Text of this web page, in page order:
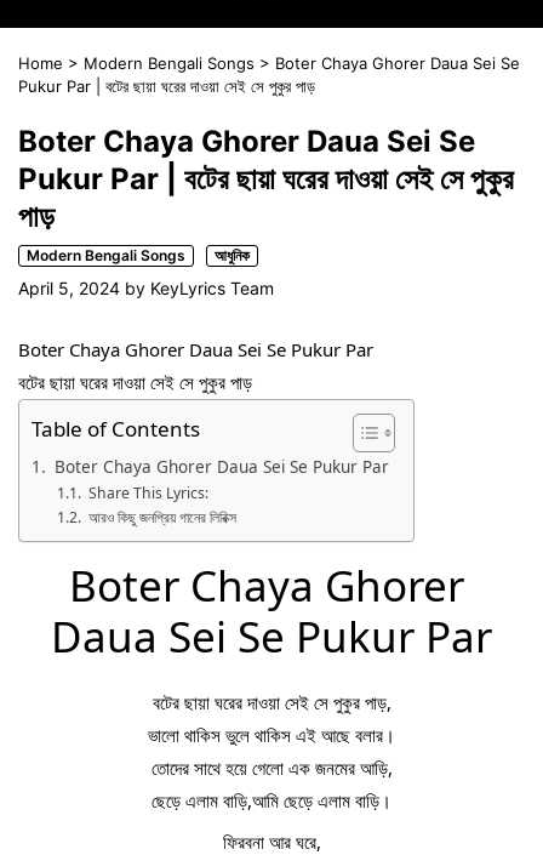
Home > Modern Bengali Songs > Boter Chaya Ghorer Daua Sei Se
Pukur Par | বটের ছায়া ঘরের দাওয়া সেই সে পুকুর পাড়
Boter Chaya Ghorer Daua Sei Se
Pukur Par | বটের ছায়া ঘরের দাওয়া সেই সে পুকুর
পাড়
Modern Bengali Songs আধুনিক
April 5, 2024 by KeyLyrics Team
Boter Chaya Ghorer Daua Sei Se Pukur Par
বটের ছায়া ঘরের দাওয়া সেই সে পুকুর পাড়
Table of Contents
Boter Chaya Ghorer Daua Sei Se Pukur Par
Share This Lyrics:
আরও কিছু জনপ্রিয় গানের লিরিক্স
Boter Chaya Ghorer
Daua Sei Se Pukur Par
বটের ছায়া ঘরের দাওয়া সেই সে পুকুর পাড়,
ভালো থাকিস ভুলে থাকিস এই আছে বলার।
তোদের সাথে হয়ে গেলো এক জনমের আড়ি,
ছেড়ে এলাম বাড়ি,আমি ছেড়ে এলাম বাড়ি।
ফিরবনা আর ঘরে,